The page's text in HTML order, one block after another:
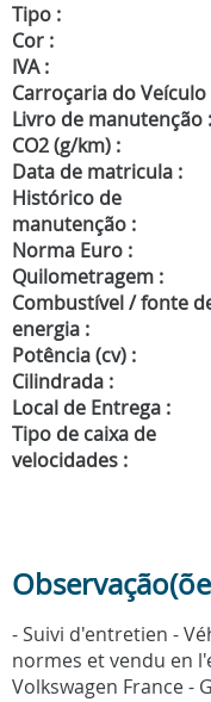
Tipo :
Cor :
IVA :
Carroçaria do Veículo
Livro de manutenção :
CO2 (g/km) :
Data de matricula :
Histórico de
manutenção :
Norma Euro :
Quilometragem :
Combustível / fonte
energia :
Potência (cv) :
Cilindrada :
Local de Entrega :
Tipo de caixa de
velocidades :
- Suivi d'entretien -
normes et vendu en
Volkswagen France -